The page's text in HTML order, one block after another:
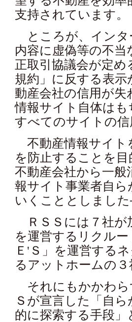
支持されています。
ところが、インタ
内容に虚偽等の不
正取引協議会が定
規約」に反する表
動産会社の信用が
情報サイト自体は
すべてのサイトの
不動産情報サイト
を防止することを
不動産会社から一般
報サイト事業者自
いくこととしました
ＲＳＳには７社が
を運営するリクル
Ｅ'Ｓ」を運営する
るアットホームの
それにもかかわら
Ｓが宣言した「自
的に探索する手段